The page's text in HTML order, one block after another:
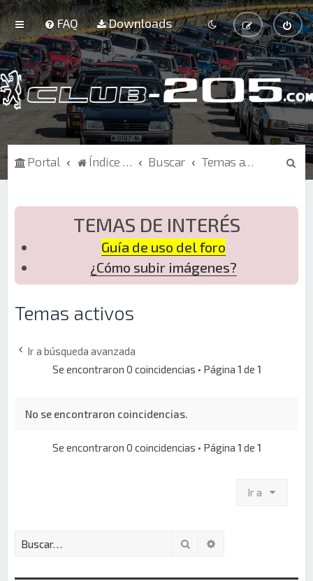
FAQ Downloads
Portal Índice de Foros Buscar Temas activos
B
TEMAS DE INTERÉS
Guía de uso del foro
¿Cómo subir imágenes?
Temas activos
Ir a búsqueda avanzada
Se encontraron 0 coincidencias • Página 1 de 1
No se encontraron coincidencias.
Se encontraron 0 coincidencias • Página 1 de 1
Ir a
Buscar